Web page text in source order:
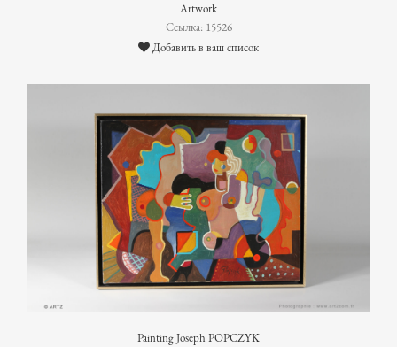
Artwork
Ссылка: 15526
Добавить в ваш список
Painting Joseph POPCZYK